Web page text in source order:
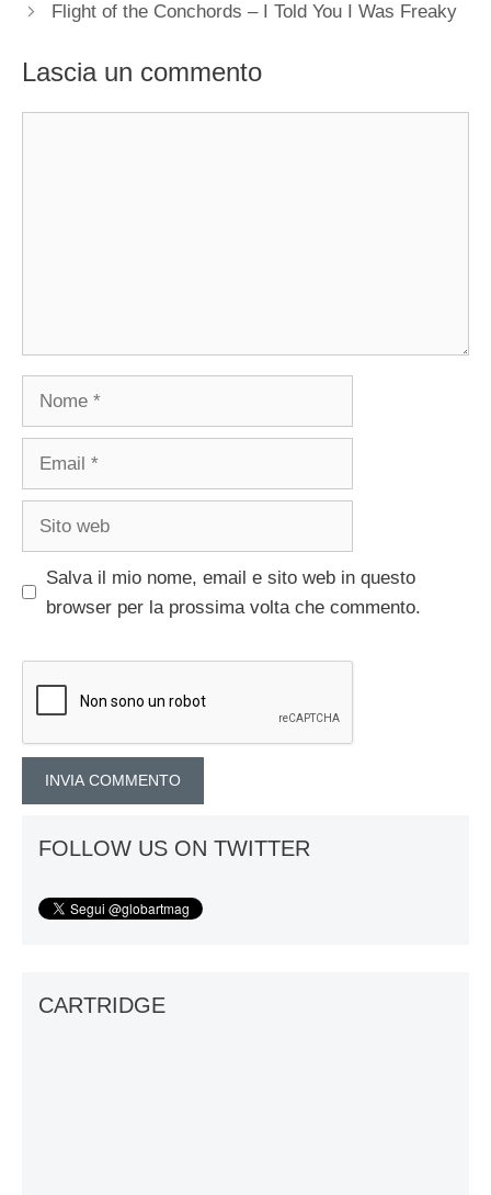
Flight of the Conchords – I Told You I Was Freaky
Lascia un commento
Nome
Email
Sito
Salva il mio nome, email e sito web in questo
browser per la prossima volta che commento.
FOLLOW US ON TWITTER
CARTRIDGE